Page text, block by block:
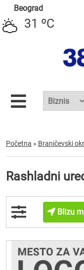
Beograd
31 ºC
Početna » Braničevski
Rashladni
Blizu